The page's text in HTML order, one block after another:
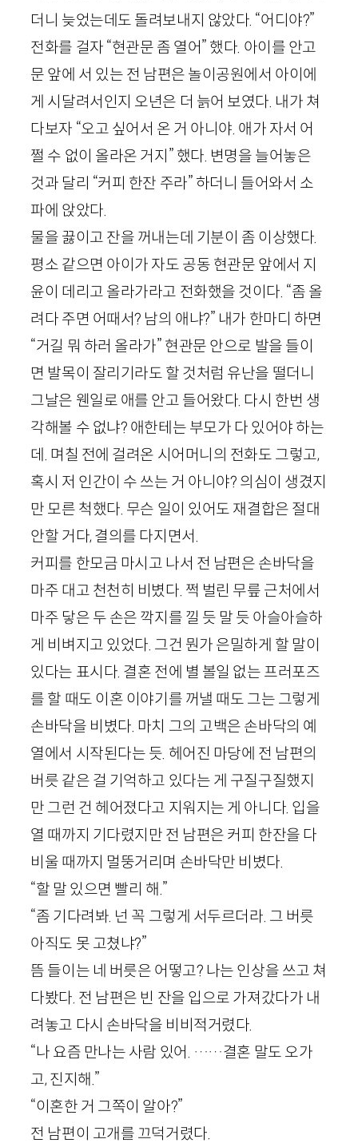
더니 늦었는데도 돌려보내지 않았다. “어디야?”
전화를 걸자 “현관문 좀 열어” 했다. 아이를 안고
문 앞에 서 있는 전 남편은 놀이공원에서 아이에
게 시달려서인지 오년은 더 늙어 보였다. 내가 쳐
다보자 “오고 싶어서 온 거 아니야. 애가 자서 어
쩔 수 없이 올라온 거지” 했다. 변명을 늘어놓은
것과 달리 “커피 한잔 주라” 하더니 들어와서 소
파에 앉았다.
물을 끓이고 잔을 꺼내는데 기분이 좀 이상했다.
평소 같으면 아이가 자도 공동 현관문 앞에서 지
윤이 데리고 올라가라고 전화했을 것이다. “좀 올
려다 주면 어때서? 남의 애냐?” 내가 한마디 하면
“거길 뭐 하러 올라가” 현관문 안으로 발을 들이
면 발목이 잘리기라도 할 것처럼 유난을 떨더니
그날은 웬일로 애를 안고 들어왔다. 다시 한번 생
각해볼 수 없냐? 애한테는 부모가 다 있어야 하는
데. 며칠 전에 걸려온 시어머니의 전화도 그렇고,
혹시 저 인간이 수 쓰는 거 아니야? 의심이 생겼지
만 모른 척했다. 무슨 일이 있어도 재결합은 절대
안할 거다, 결의를 다지면서.
커피를 한모금 마시고 나서 전 남편은 손바닥을
마주 대고 천천히 비볐다. 쩍 벌린 무릎 근처에서
마주 닿은 두 손은 깍지를 낄 듯 말 듯 아슬아슬하
게 비벼지고 있었다. 그건 뭔가 은밀하게 할 말이
있다는 표시다. 결혼 전에 별 볼일 없는 프러포즈
를 할 때도 이혼 이야기를 꺼낼 때도 그는 그렇게
손바닥을 비볐다. 마치 그의 고백은 손바닥의 예
열에서 시작된다는 듯. 헤어진 마당에 전 남편의
버릇 같은 걸 기억하고 있다는 게 구질구질했지
만 그런 건 헤어졌다고 지워지는 게 아니다. 입을
열 때까지 기다렸지만 전 남편은 커피 한잔을 다
비울 때까지 멀뚱거리며 손바닥만 비볐다.
“할 말 있으면 빨리 해.”
“좀 기다려봐. 넌 꼭 그렇게 서두르더라. 그 버릇
아직도 못 고쳤냐?”
뜸 들이는 네 버릇은 어떻고? 나는 인상을 쓰고 쳐
다봤다. 전 남편은 빈 잔을 입으로 가져갔다가 내
려놓고 다시 손바닥을 비비적거렸다.
“나 요즘 만나는 사람 있어. ……결혼 말도 오가
고, 진지해.”
“이혼한 거 그쪽이 알아?”
전 남편이 고개를 끄덕거렸다.